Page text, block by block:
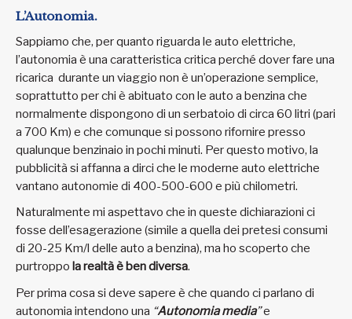
L’Autonomia.
Sappiamo che, per quanto riguarda le auto elettriche,
l’autonomia è una caratteristica critica perché dover fare una
ricarica durante un viaggio non è un’operazione semplice,
soprattutto per chi è abituato con le auto a benzina che
normalmente dispongono di un serbatoio di circa 60 litri (pari
a 700 Km) e che comunque si possono rifornire presso
qualunque benzinaio in pochi minuti. Per questo motivo, la
pubblicità si affanna a dirci che le moderne auto elettriche
vantano autonomie di 400-500-600 e più chilometri.
Naturalmente mi aspettavo che in queste dichiarazioni ci
fosse dell’esagerazione (simile a quella dei pretesi consumi
di 20-25 Km/l delle auto a benzina), ma ho scoperto che
purtroppo la realtà è ben diversa.
Per prima cosa si deve sapere è che quando ci parlano di
autonomia intendono una “Autonomia media”e